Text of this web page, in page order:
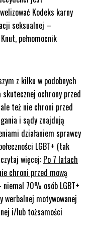
Kodeks karny
seksualnej –
pełnomocnik
z kilku w podobnych
ochrony przed
też nie chroni przed
i sądy znajdują
działaniem sprawcy
LGBT+ (tak
więcej: Po 7 latach
chroni przed mową
70% osób LGBT+
werbalnej motywowanej
i/lub tożsamości